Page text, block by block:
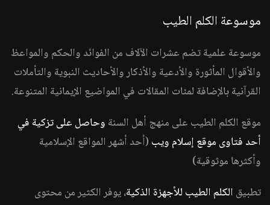
موسوعة الكلم الطيب
موسوعة علمية تضم عشرات الآلاف من الفوائد والحكم والمواعظ
والأقوال المأثورة والأدعية والأذكار والأحاديث النبوية والتأملات
القرآنية بالإضافة لمئات المقالات في المواضيع الإيمانية المتنوعة.
موقع الكلم الطيب على منهج أهل السنة وحاصل على تزكية في
أحد فتاوى موقع إسلام ويب (أحد أشهر المواقع الإسلامية
وأكثرها موثوقية)
تطبيق الكلم الطيب للأجهزة الذكية، يوفر الكثير من محتوى